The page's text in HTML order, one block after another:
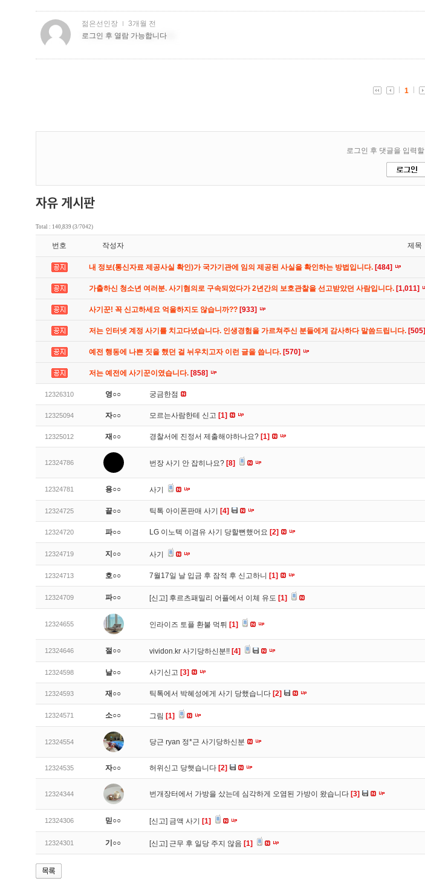
Total : 140,839 (3/7042)
번호 작성자 제목
내 정보(통신자료 제공사실 확인)가 국가기관에 임의 제공된 사실을 확인하는 방법입니다. [484]
가출하신 청소년 여러분. 사기혐의로 구속되었다가 2년간의 보호관찰을 선고받았던 사람입니다. [1,011]
사기꾼! 꼭 신고하세요 억울하지도 않습니까?? [933]
저는 인터넷 계정 사기를 치고다녔습니다. 인생경험을 가르쳐주신 분들에게 감사하다 말씀드립니다. [505]
예전 행동에 나쁜 짓을 했던 걸 뉘우치고자 이런 글을 씁니다. [570]
저는 예전에 사기꾼이였습니다. [858]
12326310 영○○ 궁금한점
12325094 자○○ 모르는사람한테 신고 [1]
12325012 재○○ 경찰서에 진정서 제출해야하나요? [1]
12324786 번장 사기 안 잡히나요? [8]
12324781 용○○ 사기
12324725 끝○○ 틱톡 아이폰판매 사기 [4]
12324720 파○○ LG 이노텍 이겸유 사기 당할뻔했어요 [2]
12324719 지○○ 사기
12324713 호○○ 7월17일 날 입금 후 잠적 후 신고하니 [1]
12324709 파○○ [신고] 후르츠패밀리 어플에서 이체 유도 [1]
12324655 인라이즈 토플 환불 먹튀 [1]
12324646 절○○ vividon.kr 사기당하신분!! [4]
12324598 날○○ 사기신고 [3]
12324593 재○○ 틱톡에서 박혜성에게 사기 당했습니다 [2]
12324571 소○○ 그림 [1]
12324554 당근 ryan 정*근 사기당하신분
12324535 자○○ 허위신고 당햇습니다 [2]
12324344 번개장터에서 가방을 샀는데 심각하게 오염된 가방이 왔습니다 [3]
12324306 믿○○ [신고] 금액 사기 [1]
12324301 기○○ [신고] 근무 후 일당 주지 않음 [1]